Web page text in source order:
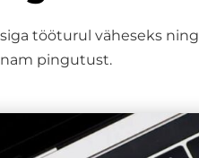
tööturul väheseks
pingutust.